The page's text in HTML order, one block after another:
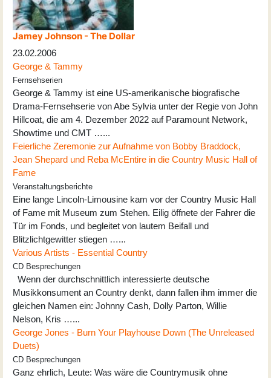
Jamey Johnson - The Dollar
23.02.2006
George & Tammy
Fernsehserien
George & Tammy ist eine US-amerikanische biografische
Drama-Fernsehserie von Abe Sylvia unter der Regie von John
Hillcoat, die am 4. Dezember 2022 auf Paramount Network,
Showtime und CMT …...
Feierliche Zeremonie zur Aufnahme von Bobby Braddock,
Jean Shepard und Reba McEntire in die Country Music Hall of
Fame
Veranstaltungsberichte
Eine lange Lincoln-Limousine kam vor der Country Music Hall
of Fame mit Museum zum Stehen. Eilig öffnete der Fahrer die
Tür im Fonds, und begleitet von lautem Beifall und
Blitzlichtgewitter stiegen …...
Various Artists - Essential Country
CD Besprechungen
Wenn der durchschnittlich interessierte deutsche
Musikkonsument an Country denkt, dann fallen ihm immer die
gleichen Namen ein: Johnny Cash, Dolly Parton, Willie
Nelson, Kris …...
George Jones - Burn Your Playhouse Down (The Unreleased
Duets)
CD Besprechungen
Ganz ehrlich, Leute: Was wäre die Countrymusik ohne